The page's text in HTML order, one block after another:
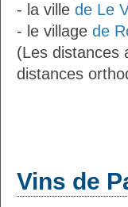
- la ville de Le
- le village de
(Les distances
distances
Vins de